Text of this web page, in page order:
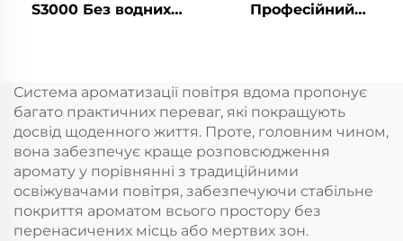
S3000 Без водних
Акрильний
автоматичний
дифузер ароматики
Дифузійна система
Ароматична машина
Професійний
ароматичних масел
Система ароматизації повітря вдома пропонує
багато практичних переваг, які покращують
досвід щоденного життя. Проте, головним чином,
вона забезпечує краще розповсюдження
аромату у порівнянні з традиційними
освіжувачами повітря, забезпечуючи стабільне
покриття ароматом всього простору без
перенасичених місць або мертвих зон.